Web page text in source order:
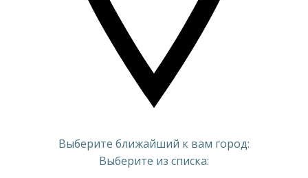
Выберите ближайший к вам город:
Выберите из списка: